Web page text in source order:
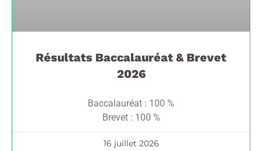
Résultats Baccalauréat & Brevet
2026
Baccalauréat : 100 %
Brevet : 100 %
16 juillet 2026